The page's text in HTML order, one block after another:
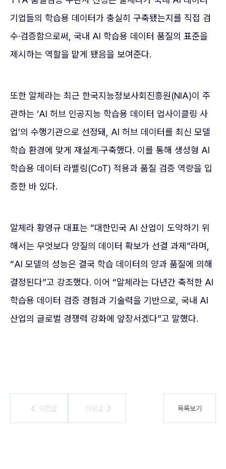
기업들의 학습용 데이터가 충실히 구축됐는지를 직접 검
수·검증함으로써, 국내 AI 학습용 데이터 품질의 표준을
제시하는 역할을 맡게 됐음을 보여준다.
또한 알체라는 최근 한국지능정보사회진흥원(NIA)이 주
관하는 ‘AI 허브 인공지능 학습용 데이터 업사이클링 사
업’의 수행기관으로 선정돼, AI 허브 데이터를 최신 모델
학습 환경에 맞게 재설계·구축했다. 이를 통해 생성형 AI
학습용 데이터 라벨링(CoT) 적용과 품질 검증 역량을 입
증한 바 있다.
알체라 황영규 대표는 “대한민국 AI 산업이 도약하기 위
해서는 무엇보다 양질의 데이터 확보가 선결 과제”라며,
“AI 모델의 성능은 결국 학습 데이터의 양과 품질에 의해
결정된다”고 강조했다. 이어 “알체라는 다년간 축적한 AI
학습용 데이터 검증 경험과 기술력을 기반으로, 국내 AI
산업의 글로벌 경쟁력 강화에 앞장서겠다”고 말했다.
이전글
이전글 다음글
다음글 목록보기